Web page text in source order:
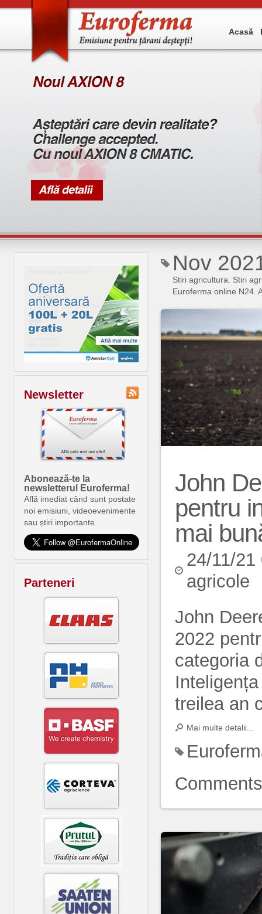
Acasă
Newsletter
Abonează-te la
newsletterul Euroferma!
Află imediat când sunt postate
noi emisiuni, videoevenimente
sau știri importante.
Parteneri
Nov
Stiri agricultura. Stiri
Euroferma online N24.
John
pentru
mai
24/11/
agricole
John
2022
categoria
treilea an
Mai multe detalii...
Comments